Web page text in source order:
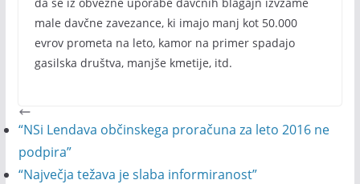
male davčne zavezance, ki imajo manj kot 50.000
evrov prometa na leto, kamor na primer spadajo
gasilska društva, manjše kmetije, itd.
“NSi Lendava občinskega proračuna za leto 2016 ne
podpira”
“Največja težava je slaba informiranost”